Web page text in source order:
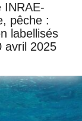
INRAE-
pêche :
labellisés
avril 2025